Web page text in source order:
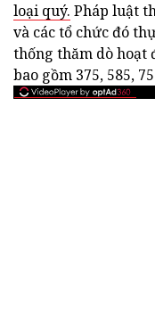
loại quý. Pháp luật
và các tổ chức đó
thống thăm dò hoạt
bao gồm 375, 585,